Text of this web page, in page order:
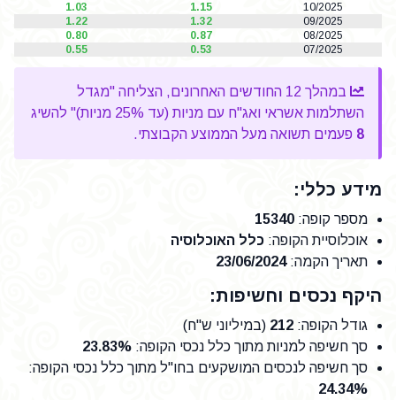
10/2025
1.15
1.03
09/2025
1.32
1.22
08/2025
0.87
0.80
07/2025
0.53
0.55
במהלך 12 החודשים האחרונים, הצליחה "מגדל
השתלמות אשראי ואג"ח עם מניות (עד 25% מניות)" להשיג
8 פעמים תשואה מעל הממוצע הקבוצתי.
מידע כללי:
מספר קופה:
15340
אוכלוסיית הקופה: כלל האוכלוסיה
תאריך הקמה:
23/06/2024
היקף נכסים וחשיפות:
גודל הקופה:
212 (במיליוני ש"ח)
סך חשיפה למניות מתוך כלל נכסי הקופה:
23.83%
סך חשיפה לנכסים המושקעים בחו"ל מתוך כלל נכסי הקופה:
24.34%